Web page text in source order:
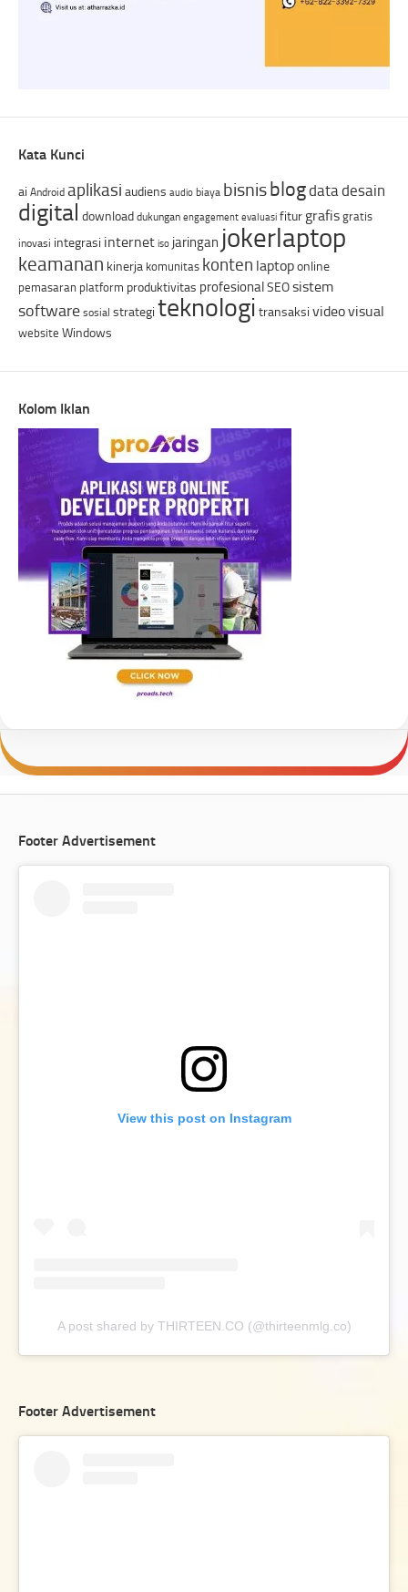
Kata Kunci
ai Android aplikasi audiens audio biaya bisnisblogdatadesain
digital download dukungan engagement evaluasi fitur grafis gratis
inovasi integrasi internet iso jaringan jokerlaptop
keamanan kinerja komunitas konten laptoponline
pemasaran platform produktivitas profesionalSEOsistem
software sosial strategi teknologi transaksi videovisual
website Windows
Kolom Iklan
Footer Advertisement
View this post on Instagram
A post shared by THIRTEEN.CO (@thirteenmlg.co)
Footer Advertisement